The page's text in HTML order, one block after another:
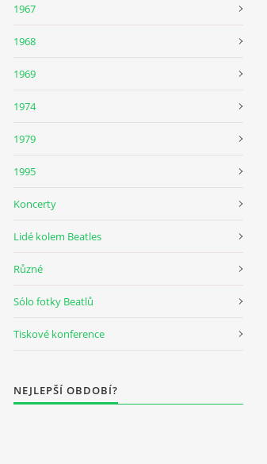
1967
1968
1969
1974
1979
1995
Koncerty
Lidé kolem Beatles
Různé
Sólo fotky Beatlů
Tiskové konference
NEJLEPŠÍ OBDOBÍ?